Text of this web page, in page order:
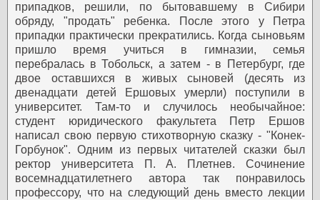
припадков, решили, по бытовавшему в Сибири
обряду, "продать" ребенка. После этого у Петра
припадки практически прекратились. Когда сыновьям
пришло время учиться в гимназии, семья
перебралась в Тобольск, а затем - в Петербург, где
двое оставшихся в живых сыновей (десять из
двенадцати детей Ершовых умерли) поступили в
университет. Там-то и случилось необычайное:
студент юридического факультета Петр Ершов
написал свою первую стихотворную сказку - "Конек-
Горбунок". Одним из первых читателей сказки был
ректор университета П. А. Плетнев. Сочинение
восемнадцатилетнего автора так понравилось
профессору, что на следующий день вместо лекции